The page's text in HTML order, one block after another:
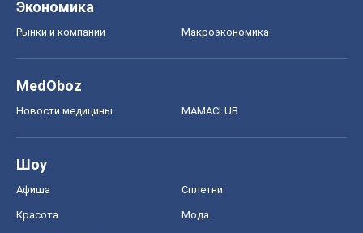
Экономика
Рынки и компании Mакроэкономика
MedOboz
Новости медицины MAMACLUB
Шоу
Афиша Сплетни
Красота Мода